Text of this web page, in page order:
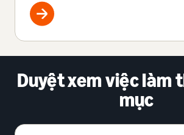
hiểu biết của cô về việc xây dựng
mới, làm chủ sự nghiệp của bạn
Duyệt xem việc làm
mục